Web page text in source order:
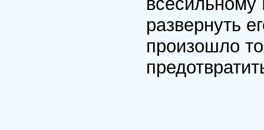
развернуть
произошло